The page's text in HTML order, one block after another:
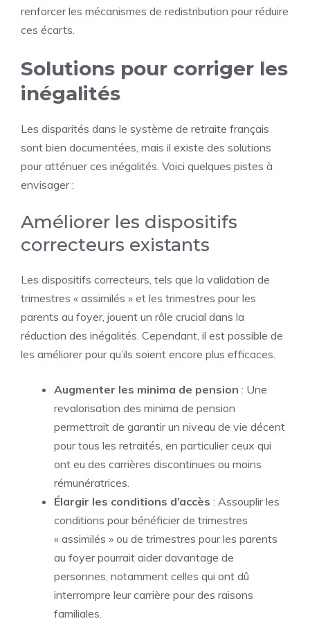
renforcer les mécanismes de redistribution pour réduire
ces écarts.
Solutions pour corriger les
inégalités
Les disparités dans le système de retraite français
sont bien documentées, mais il existe des solutions
pour atténuer ces inégalités. Voici quelques pistes à
envisager :
Améliorer les dispositifs
correcteurs existants
Les dispositifs correcteurs, tels que la validation de
trimestres « assimilés » et les trimestres pour les
parents au foyer, jouent un rôle crucial dans la
réduction des inégalités. Cependant, il est possible de
les améliorer pour qu’ils soient encore plus efficaces.
Augmenter les minima de pension : Une
revalorisation des minima de pension
permettrait de garantir un niveau de vie décent
pour tous les retraités, en particulier ceux qui
ont eu des carrières discontinues ou moins
rémunératrices.
Élargir les conditions d’accès : Assouplir les
conditions pour bénéficier de trimestres
« assimilés » ou de trimestres pour les parents
au foyer pourrait aider davantage de
personnes, notamment celles qui ont dû
interrompre leur carrière pour des raisons
familiales.